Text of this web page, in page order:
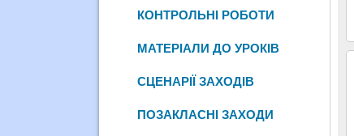
КОНТРОЛЬНІ РОБОТИ
МАТЕРІАЛИ ДО УРОКІВ
СЦЕНАРІЇ ЗАХОДІВ
ПОЗАКЛАСНІ ЗАХОДИ